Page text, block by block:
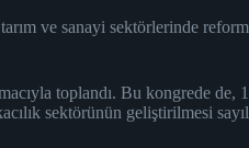
ve sanayi sektörlerinde
toplandı. Bu kongrede de,
sektörünün geliştirilmesi